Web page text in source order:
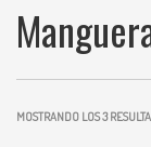
MOSTRANDO LOS 3